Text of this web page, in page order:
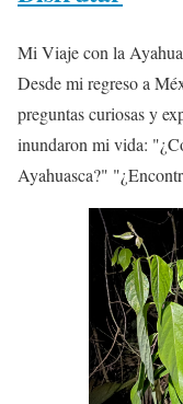
Mi Viaje con la
Desde mi regreso a
preguntas curiosas y
inundaron mi vida:
Ayahuasca?"